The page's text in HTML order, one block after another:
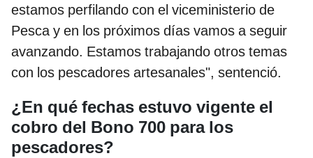
estamos perfilando con el viceministerio de
Pesca y en los próximos días vamos a seguir
avanzando. Estamos trabajando otros temas
con los pescadores artesanales", sentenció.
¿En qué fechas estuvo vigente el
cobro del Bono 700 para los
pescadores?